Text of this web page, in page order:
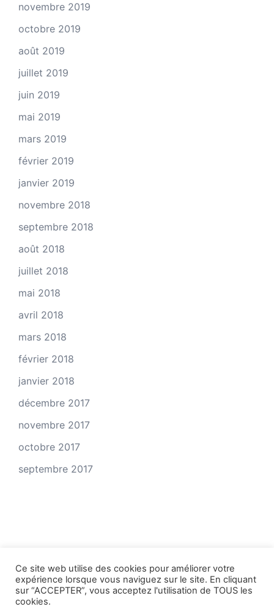
novembre 2019
octobre 2019
août 2019
juillet 2019
juin 2019
mai 2019
mars 2019
février 2019
janvier 2019
novembre 2018
septembre 2018
août 2018
juillet 2018
mai 2018
avril 2018
mars 2018
février 2018
janvier 2018
décembre 2017
novembre 2017
octobre 2017
septembre 2017
© 2026 Vivre d'écriture. Fièrement propulsé par
Ce site web utilise des cookies pour améliorer votre
expérience lorsque vous naviguez sur le site. En cliquant
sur “ACCEPTER”, vous acceptez l'utilisation de TOUS les
cookies.